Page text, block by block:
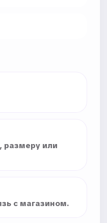
размеру или
с магазином.